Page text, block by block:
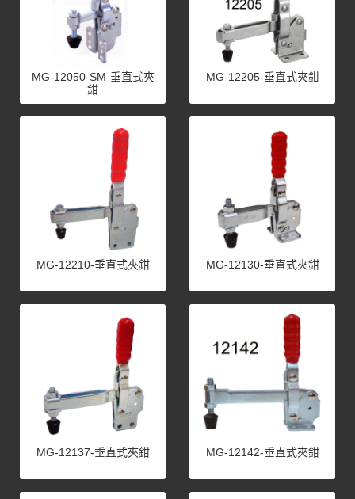
MG-12050-SM-垂直式夾
鉗
MG-12205-垂直式夾鉗
MG-12210-垂直式夾鉗 MG-12130-垂直式夾鉗
MG-12137-垂直式夾鉗 MG-12142-垂直式夾鉗